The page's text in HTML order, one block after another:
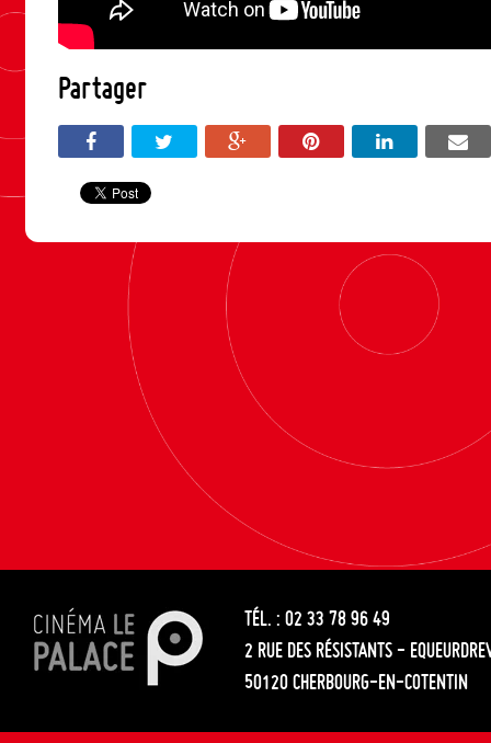
Partager
TÉL. : 02 33 78 96 49
2 RUE DES RÉSISTANTS -
50120 CHERBOURG-EN-COTENTIN